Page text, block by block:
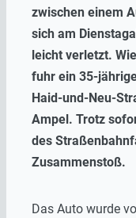
zwischen einem
sich am
leicht verletzt.
fuhr ein 35-
Haid-und-Neu-
Ampel. Trotz
des
Zusammenstoß.
Das Auto wurde